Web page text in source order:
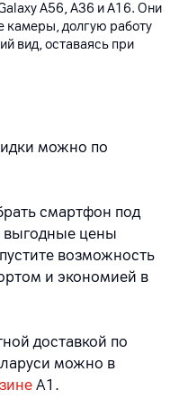
A56, A36 и A16. Они
камеры, долгую работу
вид, оставаясь при
можно по
смартфон под
выгодные цены
возможность
и экономией в
доставкой по
можно в
А1.